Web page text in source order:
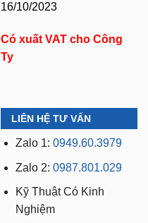
16/10/2023
Có xuất VAT cho Công
Ty
LIÊN HỆ TƯ VẤN
Zalo 1: 0949.60.3979
Zalo 2: 0987.801.029
Kỹ Thuật Có Kinh
Nghiệm